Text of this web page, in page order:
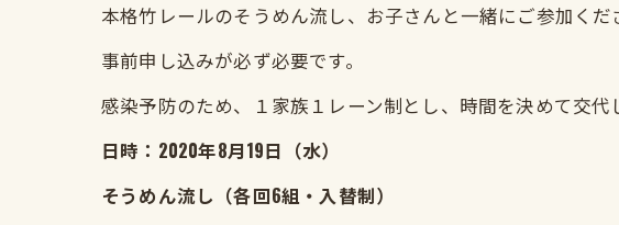
本格竹レールのそうめん流し、お子さんと一緒にご参加くだ
事前申し込みが必ず必要です。
感染予防のため、１家族１レーン制とし、時間を決めて交代
日時：2020年8月19日（水）
そうめん流し（各回6組・入替制）